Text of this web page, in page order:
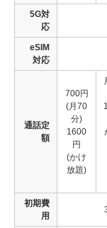
5G対
応
eSIM
対応
通話定
額
700円
(月70
分)
1600
円
(かけ
放題)
初期費
用